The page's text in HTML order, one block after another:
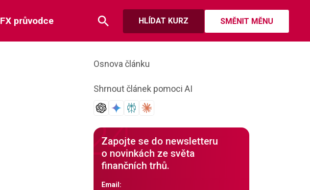
HLÍDAT KURZ SMĚNIT MĚNU
FX průvodce
Osnova článku
Shrnout článek pomoci AI
Zapojte se do newsletteru
o novinkách ze světa
finančních trhů.
Email: